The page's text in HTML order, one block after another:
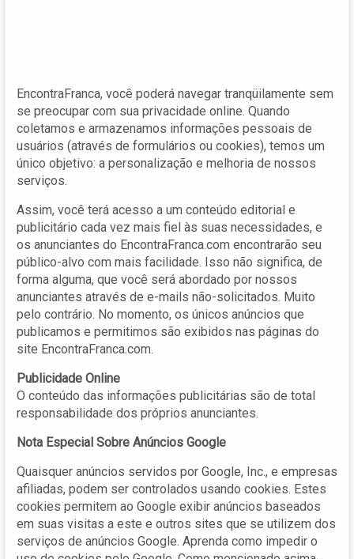
EncontraFranca, você poderá navegar tranqüilamente sem
se preocupar com sua privacidade online. Quando
coletamos e armazenamos informações pessoais de
usuários (através de formulários ou cookies), temos um
único objetivo: a personalização e melhoria de nossos
serviços.
Assim, você terá acesso a um conteúdo editorial e
publicitário cada vez mais fiel às suas necessidades, e
os anunciantes do EncontraFranca.com encontrarão seu
público-alvo com mais facilidade. Isso não significa, de
forma alguma, que você será abordado por nossos
anunciantes através de e-mails não-solicitados. Muito
pelo contrário. No momento, os únicos anúncios que
publicamos e permitimos são exibidos nas páginas do
site EncontraFranca.com.
Publicidade Online
O conteúdo das informações publicitárias são de total
responsabilidade dos próprios anunciantes.
Nota Especial Sobre Anúncios Google
Quaisquer anúncios servidos por Google, Inc., e empresas
afiliadas, podem ser controlados usando cookies. Estes
cookies permitem ao Google exibir anúncios baseados
em suas visitas a este e outros sites que se utilizem dos
serviços de anúncios Google. Aprenda como impedir o